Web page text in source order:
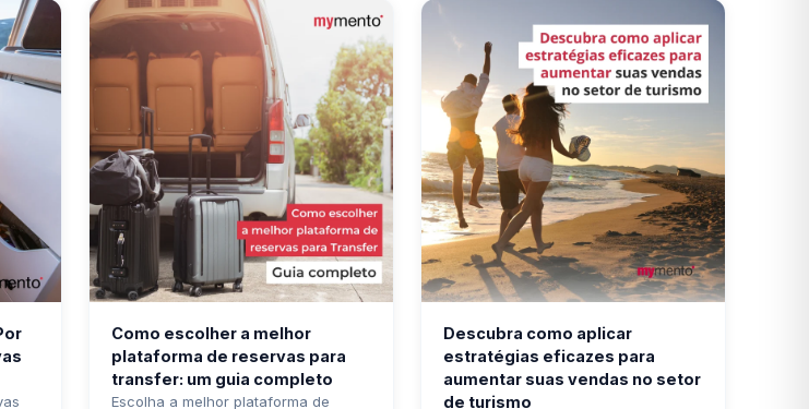
Como escolher a melhor
plataforma de reservas para
transfer: um guia completo
Escolha a melhor plataforma de
Descubra como aplicar
estratégias eficazes para
aumentar suas vendas no setor
de turismo